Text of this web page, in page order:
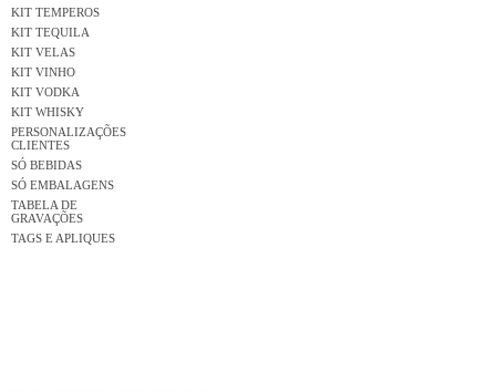
KIT TEMPEROS
KIT TEQUILA
KIT VELAS
KIT VINHO
KIT VODKA
KIT WHISKY
PERSONALIZAÇÕES
CLIENTES
SÓ BEBIDAS
SÓ EMBALAGENS
TABELA DE
GRAVAÇÕES
TAGS E APLIQUES